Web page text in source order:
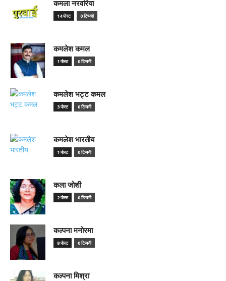
कमला नरवरिया
14 पोस्ट 0 टिप्पणी
कमलेश कमल
1 पोस्ट 0 टिप्पणी
कमलेश भट्ट कमल
3 पोस्ट 0 टिप्पणी
कमलेश भारतीय
1 पोस्ट 0 टिप्पणी
कला जोशी
2 पोस्ट 0 टिप्पणी
कल्पना मनोरमा
8 पोस्ट 0 टिप्पणी
कल्पना मिश्रा